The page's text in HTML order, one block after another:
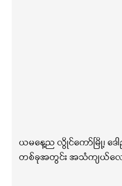
ယမနေ့ည လွိုင်ကော်မြို့၊ ဒေ
တစ်ခုအတွင်း အသံကျယ်လေ